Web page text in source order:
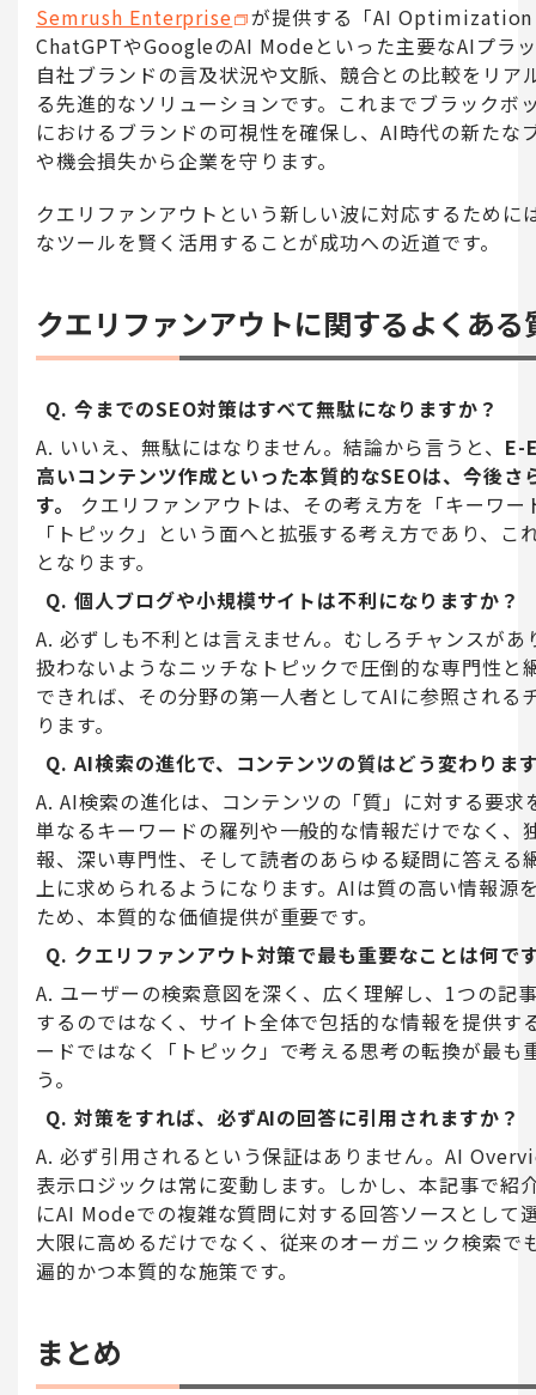
Semrush Enterprise
が提供する「AI Optimization
ChatGPTやGoogleのAI Modeといった主要なAIプラ
自社ブランドの言及状況や文脈、競合との比較をリア
る先進的なソリューションです。これまでブラックボ
におけるブランドの可視性を確保し、AI時代の新たな
や機会損失から企業を守ります。
クエリファンアウトという新しい波に対応するために
なツールを賢く活用することが成功への近道です。
クエリファンアウトに関するよくあ
Q. 今までのSEO対策はすべて無駄になりますか？
A. いいえ、無駄にはなりません。結論から言うと、 E-
高いコンテンツ作成といった本質的なSEOは、今後さ
す。
クエリファンアウトは、その考え方を「キーワー
「トピック」という面へと拡張する考え方であり、こ
となります。
Q. 個人ブログや小規模サイトは不利になりますか？
A. 必ずしも不利とは言えません。むしろチャンスがあ
扱わないようなニッチなトピックで圧倒的な専門性と
できれば、その分野の第一人者としてAIに参照される
ります。
Q. AI検索の進化で、コンテンツの質はどう変わりま
A. AI検索の進化は、コンテンツの「質」に対する要求
単なるキーワードの羅列や一般的な情報だけでなく、
報、深い専門性、そして読者のあらゆる疑問に答える
上に求められるようになります。AIは質の高い情報源
ため、本質的な価値提供が重要です。
Q. クエリファンアウト対策で最も重要なことは何で
A. ユーザーの検索意図を深く、広く理解し、1つの記
するのではなく、サイト全体で包括的な情報を提供す
ードではなく「トピック」で考える思考の転換が最も
う。
Q. 対策をすれば、必ずAIの回答に引用されますか？
A. 必ず引用されるという保証はありません。AI
表示ロジックは常に変動します。しかし、本記事で紹
にAI Modeでの複雑な質問に対する回答ソースとして
大限に高めるだけでなく、従来のオーガニック検索で
遍的かつ本質的な施策です。
まとめ